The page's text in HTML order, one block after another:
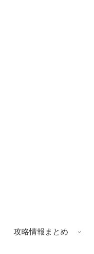
攻略情報まとめ